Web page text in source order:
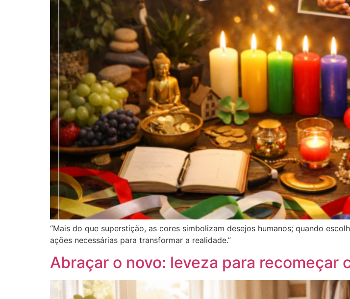
“Mais do que superstição, as cores simbolizam desejos humanos; quando
ações necessárias para transformar a realidade.”
Abraçar o novo: leveza para recomeçar